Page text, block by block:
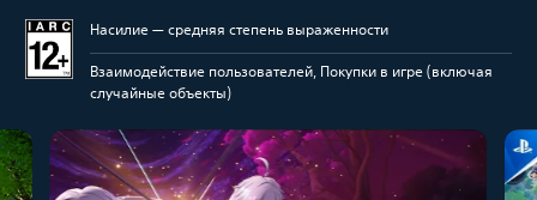
Насилие — средняя степень выраженности
Взаимодействие пользователей, Покупки в игре (включая
случайные объекты)